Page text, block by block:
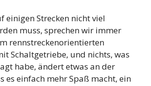
einigen Strecken nicht viel
muss, sprechen wir immer
rennstreckenorientierten
Schaltgetriebe, und nichts, was
habe, ändert etwas an der
es einfach mehr Spaß macht, ein